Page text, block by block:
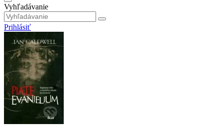
Vyhľadávanie
Prihlásiť